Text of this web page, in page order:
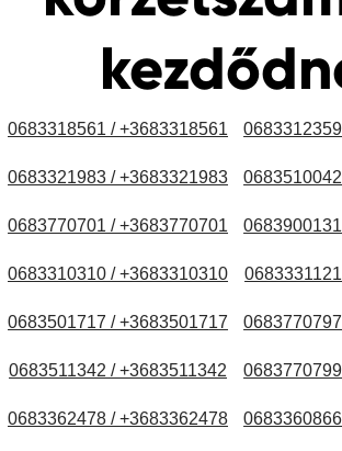
0683318561 / +3683318561
0683321983 / +3683321983
0683770701 / +3683770701
0683310310 / +3683310310
0683501717 / +3683501717
0683511342 / +3683511342
0683362478 / +3683362478